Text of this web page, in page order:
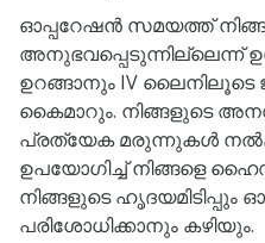
ഓപ്പറേഷൻ സമയത്ത്
അനുഭവപ്പെടുന്നില്ലെന്ന്
ഉറങ്ങാനും IV
കൈമാറും. നിങ്ങളുടെ
പ്രത്യേക മരുന്നുകൾ
ഉപയോഗിച്ച് നിങ്ങളെ
നിങ്ങളുടെ
പരിശോധിക്കാനും കഴിയും.